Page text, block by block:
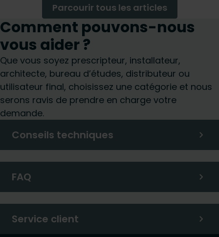
Parcourir tous les articles
Comment pouvons-nous
vous aider ?
Que vous soyez prescripteur, installateur,
architecte, bureau d’études, distributeur ou
utilisateur final, choisissez une catégorie et nous
serons ravis de prendre en charge votre
demande.
Conseils techniques
FAQ
Service client